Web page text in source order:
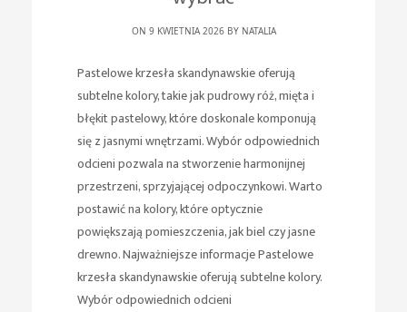
ON 9 KWIETNIA 2026 BY NATALIA
Pastelowe krzesła skandynawskie oferują
subtelne kolory, takie jak pudrowy róż, mięta i
błękit pastelowy, które doskonale komponują
się z jasnymi wnętrzami. Wybór odpowiednich
odcieni pozwala na stworzenie harmonijnej
przestrzeni, sprzyjającej odpoczynkowi. Warto
postawić na kolory, które optycznie
powiększają pomieszczenia, jak biel czy jasne
drewno. Najważniejsze informacje Pastelowe
krzesła skandynawskie oferują subtelne kolory.
Wybór odpowiednich odcieni